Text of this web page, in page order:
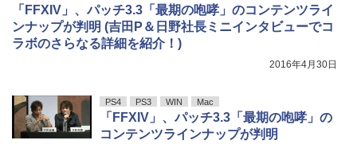
「FFXIV」、パッチ3.3「最期の咆哮」のコンテンツライ
ンナップが判明 (吉田P＆日野社長ミニインタビューでコ
ラボのさらなる詳細を紹介！)
2016年4月30日
PS4 PS3 WIN Mac
「FFXIV」、パッチ3.3「最期の咆哮」の
コンテンツラインナップが判明